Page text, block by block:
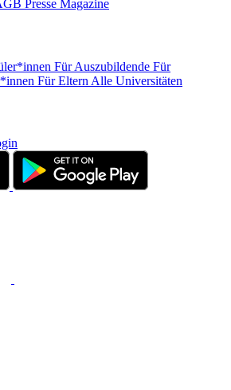
Presse Magazine
Für Auszubildende Für
Für Eltern Alle Universitäten